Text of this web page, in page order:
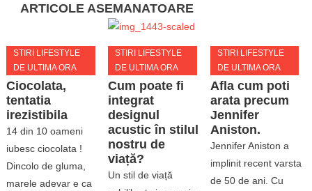
ARTICOLE ASEMANATOARE
STIRI LIFESTYLE
DE ULTIMA ORA
Ciocolata,
tentatia
irezistibila
14 din 10 oameni
iubesc ciocolata !
Dincolo de gluma,
marele adevar e ca
STIRI LIFESTYLE
DE ULTIMA ORA
Cum poate fi
integrat
designul
acustic în stilul
nostru de
viață?
Un stil de viață
STIRI LIFESTYLE
DE ULTIMA ORA
Afla cum poti
arata precum
Jennifer
Aniston.
Jennifer Aniston a
implinit recent varsta
de 50 de ani. Cu